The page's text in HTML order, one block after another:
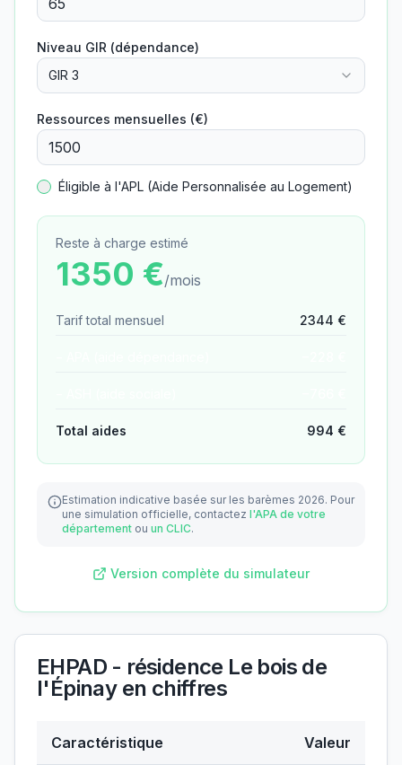
Niveau GIR (dépendance)
GIR 3
Ressources mensuelles (€)
Éligible à l'APL (Aide Personnalisée au Logement)
Reste à charge estimé
1350 €/mois
Tarif total mensuel 2344 €
Total aides 994 €
Estimation indicative basée sur les barèmes 2026. Pour
une simulation officielle, contactez l'APA de votre
département ou un CLIC.
Version complète du simulateur
EHPAD - résidence Le bois de
l'Épinayen chiffres
Caractéristique Valeur